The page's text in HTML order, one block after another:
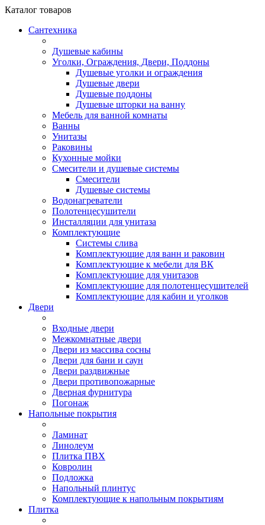
Каталог товаров
Сантехника
Душевые кабины
Уголки, Ограждения, Двери, Поддоны
Душевые уголки и ограждения
Душевые двери
Душевые поддоны
Душевые шторки на ванну
Мебель для ванной комнаты
Ванны
Унитазы
Раковины
Кухонные мойки
Смесители и душевые системы
Смесители
Душевые системы
Водонагреватели
Полотенцесушители
Инсталляции для унитаза
Комплектующие
Системы слива
Комплектующие для ванн и раковин
Комплектующие к мебели для ВК
Комплектующие для унитазов
Комплектующие для полотенцесушителей
Комплектующие для кабин и уголков
Двери
Входные двери
Межкомнатные двери
Двери из массива сосны
Двери для бани и саун
Двери раздвижные
Двери противопожарные
Дверная фурнитура
Погонаж
Напольные покрытия
Ламинат
Линолеум
Плитка ПВХ
Ковролин
Подложка
Напольный плинтус
Комплектующие к напольным покрытиям
Плитка